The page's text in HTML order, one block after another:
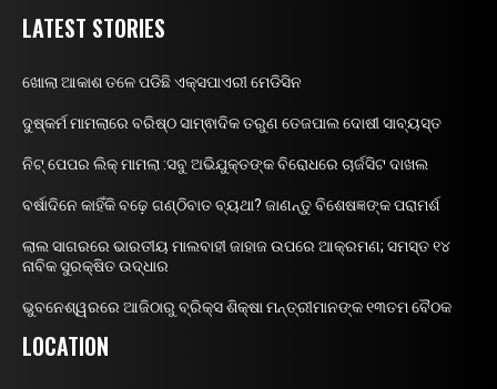
LATEST STORIES
ଖୋଲା ଆକାଶ ତଳେ ପଡିଛି ଏକ୍ସପାଏରୀ ମେଡିସିନ
ଦୁଷ୍କର୍ମ ମାମଲାରେ ବରିଷ୍ଠ ସାମ୍ଵାଦିକ ତରୁଣ ତେଜପାଲ ଦୋଷୀ ସାବ୍ୟସ୍ତ
ନିଟ୍ ପେପର ଲିକ୍ ମାମଲା :ସବୁ ଅଭିଯୁକ୍ତଙ୍କ ବିରୋଧରେ ଚାର୍ଜସିଟ ଦାଖଲ
ବର୍ଷାଦିନେ କାହିଁକି ବଢ଼େ ଗଣ୍ଠିବାତ ବ୍ୟଥା? ଜାଣନ୍ତୁ ବିଶେଷଜ୍ଞଙ୍କ ପରାମର୍ଶ
ଲାଲ ସାଗରରେ ଭାରତୀୟ ମାଲବାହୀ ଜାହାଜ ଉପରେ ଆକ୍ରମଣ; ସମସ୍ତ ୧୪
ନାବିକ ସୁରକ୍ଷିତ ଉଦ୍ଧାର
ଭୁବନେଶ୍ୱରରେ ଆଜିଠାରୁ ବ୍ରିକ୍ସ ଶିକ୍ଷା ମନ୍ତ୍ରୀମାନଙ୍କ ୧୩ତମ ବୈଠକ
LOCATION